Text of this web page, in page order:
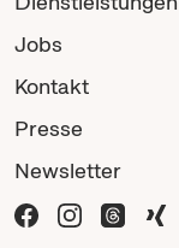
Jobs
Kontakt
Presse
Newsletter